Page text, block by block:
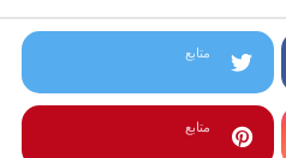
متابع
متابع